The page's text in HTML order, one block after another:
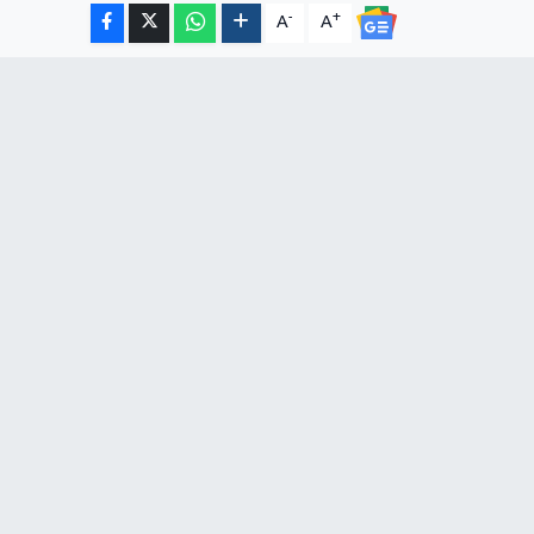
A- A+